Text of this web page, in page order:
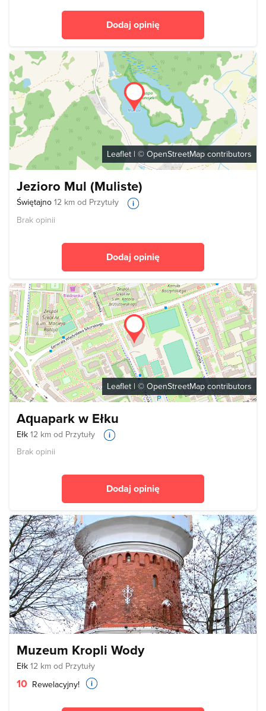
Dodaj opinię
Leaflet | © OpenStreetMap contributors
Jezioro Mul (Muliste)
Świętajno 12 km od Przytuły
Brak opinii
Dodaj opinię
Leaflet | © OpenStreetMap contributors
Aquapark w Ełku
Ełk 12 km od Przytuły
Brak opinii
Dodaj opinię
Muzeum Kropli Wody
Ełk 12 km od Przytuły
10 Rewelacyjny!